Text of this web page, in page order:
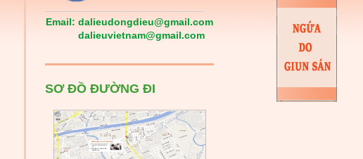
Email: dalieudongdieu@gmail.com
dalieuvietnam@gmail.com
SƠ ĐỒ ĐƯỜNG ĐI